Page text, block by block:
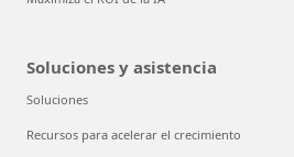
Soluciones y asistencia
Soluciones
Recursos para acelerar el crecimiento